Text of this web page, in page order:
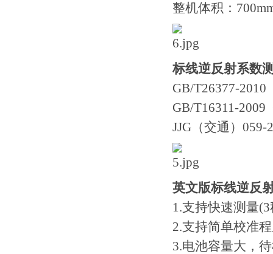
整机体积：
标线逆反射系数
GB/T26377-
GB/T16311-
JJG（交通）
英文版标线逆反
1.支持快速测量
2.支持简单校准
3.电池容量大，